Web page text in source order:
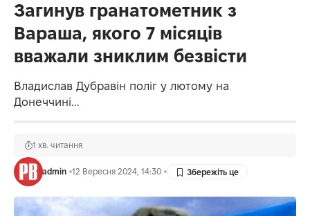
Загинув гранатометник з
Вараша, якого 7 місяців
вважали зниклим безвісти
Владислав Дубравін поліг у лютому на
Донеччині...
admin 12 Вересня 2024, 14:30
1 хв. читання